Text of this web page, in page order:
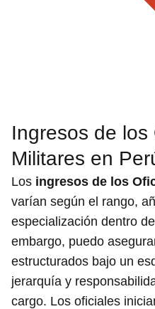
Ingresos de los
Militares en
Los ingresos de los
varían según el rango,
especialización dentro
embargo, puedo
estructurados bajo un
jerarquía y
cargo. Los oficiales